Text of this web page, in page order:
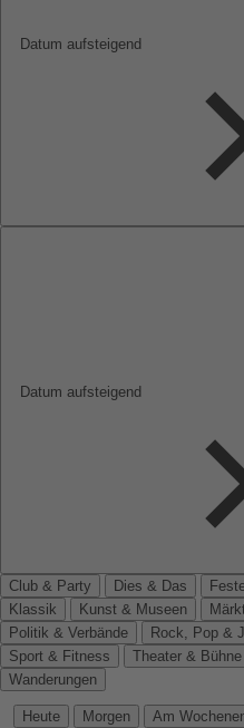
Datum aufsteigend
Datum aufsteigend
Club & Party Dies & Das
Klassik
Kunst & Museen
Politik & Verbände
Rock, Pop &
Sport & Fitness
Theater & Bühne
Wanderungen
Heute Morgen Am